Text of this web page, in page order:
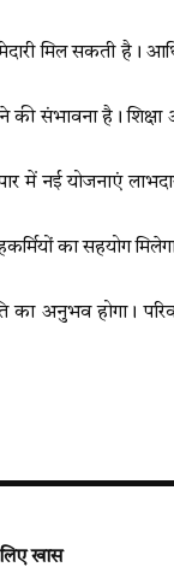
मिल सकती है।
की संभावना है।
नई योजनाएं
का सहयोग
का अनुभव होगा।
खास